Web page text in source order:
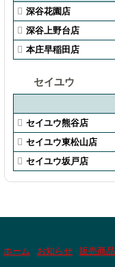
深谷花園店
深谷上野台店
本庄早稲田店
セイユウ
セイユウ熊谷店
セイユウ東松山店
セイユウ坂戸店
ホーム お知らせ 販売商品